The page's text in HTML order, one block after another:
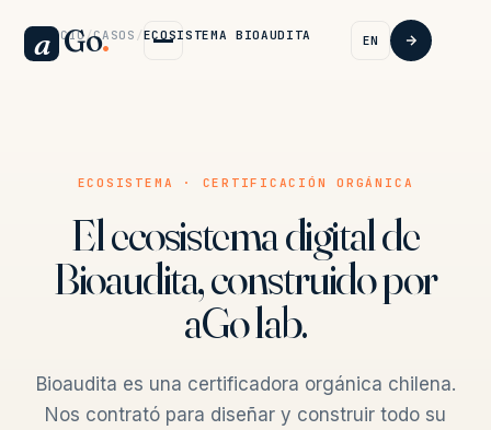
a Go. EN
INICIO /CASOS /ECOSISTEMA BIOAUDITA
ECOSISTEMA · CERTIFICACIÓN ORGÁNICA
El ecosistema digital de
Bioaudita, construido por
aGo lab.
Bioaudita es una certificadora orgánica chilena.
Nos contrató para diseñar y construir todo su